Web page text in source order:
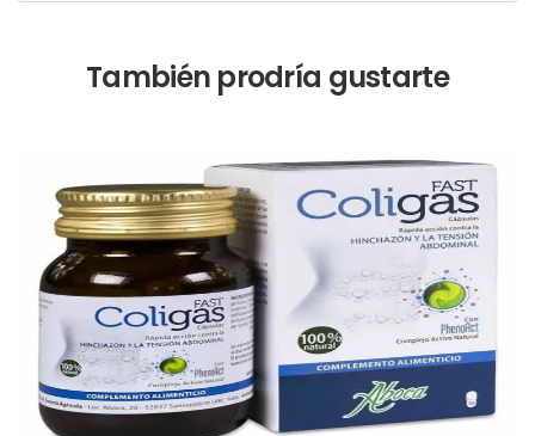
También prodría gustarte